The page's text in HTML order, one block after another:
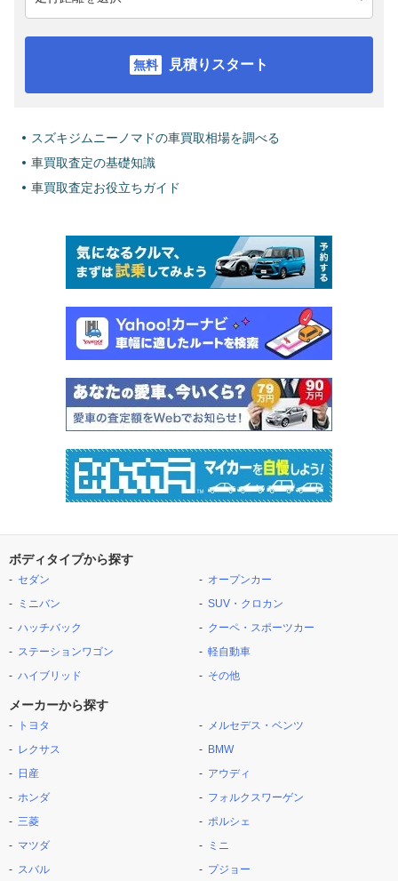
見積りスタート
スズキジムニーノマドの車買取相場を調べる
車買取査定の基礎知識
車買取査定お役立ちガイド
ボディタイプから探す
セダン
ミニバン
ハッチバック
ステーションワゴン
ハイブリッド
オープンカー
SUV・クロカン
クーペ・スポーツカー
軽自動車
その他
メーカーから探す
トヨタ
レクサス
日産
ホンダ
三菱
マツダ
スバル
メルセデス・ベンツ
BMW
アウディ
フォルクスワーゲン
ポルシェ
ミニ
プジョー